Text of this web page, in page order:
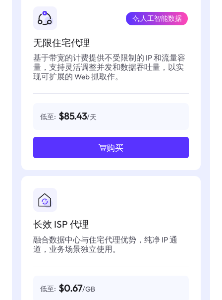
无限住宅代理
人工智能数据
基于带宽的计费提供不受限制的 IP 和流量容
量，支持灵活调整并发和数据吞吐量，以实
现可扩展的 Web 抓取作。
低至: $85.43/天
购买
长效 ISP 代理
融合数据中心与住宅代理优势，纯净 IP 通
道，业务场景独立使用。
低至: $0.67/GB